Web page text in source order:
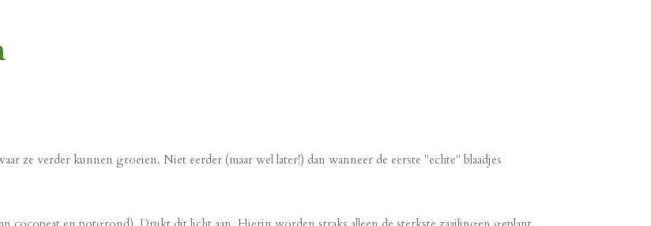
ze verder kunnen groeien. Niet eerder (maar wel later!) dan wanneer de eerste "echte" blaadjes